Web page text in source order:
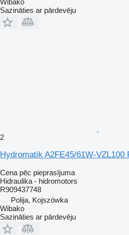
Sazināties ar pārdevēju
2
Hydromatik A2FE45/61W-VZL100
Cena pēc pieprasījuma
Hidraulika - hidromotors
R909437748
Polija, Kojszówka
Wibako
Sazināties ar pārdevēju